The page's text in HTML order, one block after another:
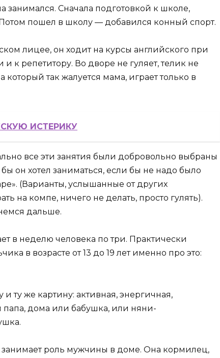
занимался. Сначала подготовкой к школе,
пошел в школу — добавился конный спорт.
лицее, он ходит на курсы английского при
к репетитору. Во дворе не гуляет, телик не
так жалуется мама, играет только в
ИСТЕРИКУ
все эти занятия были добровольно выбраны
он хотел заниматься, если бы не надо было
(Варианты, услышанные от других
на компе, ничего не делать, просто гулять).
дальше.
в неделю человека по три. Практически
в возрасте от 13 до 19 лет именно про это:
ту же картину: активная, энергичная,
дома или бабушка, или няни-
роль мужчины в доме. Она кормилец,